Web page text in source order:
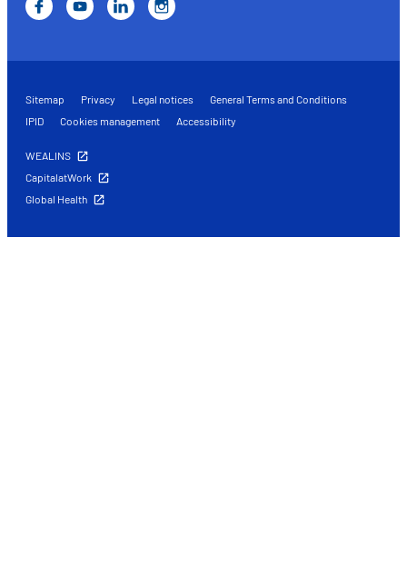
Sitemap Privacy Legal notices
General Terms and Conditions
IPID
Cookies management Accessibility
WEALINS
CapitalatWork
Global Health